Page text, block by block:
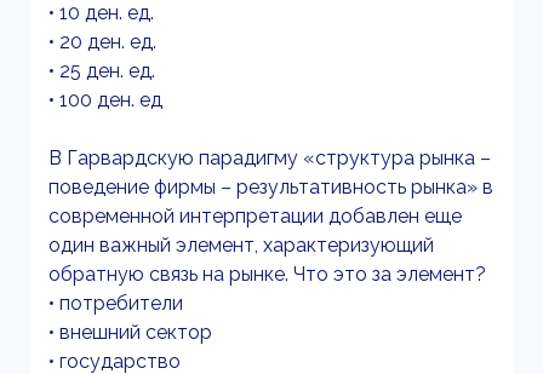
• 10 ден. ед.
• 20 ден. ед.
• 25 ден. ед.
• 100 ден. ед
В Гарвардскую парадигму «структура рынка –
поведение фирмы – результативность рынка» в
современной интерпретации добавлен еще
один важный элемент, характеризующий
обратную связь на рынке. Что это за элемент?
• потребители
• внешний сектор
• государство